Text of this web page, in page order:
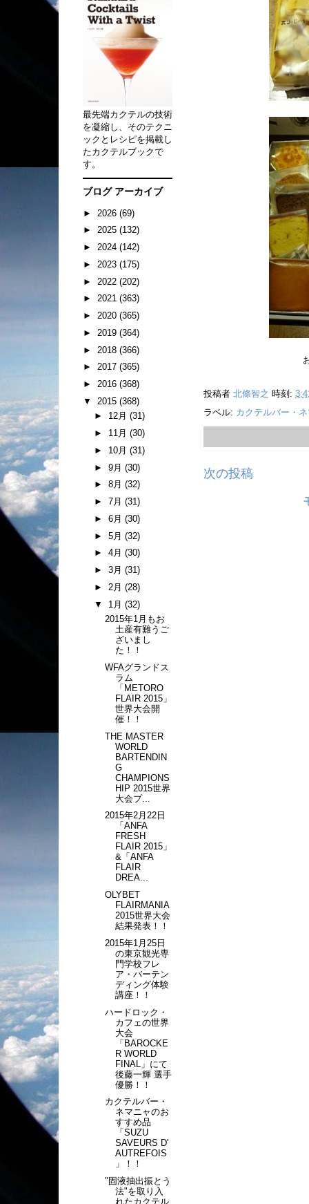
投稿者 北條智之 時刻:
ラベル: カクテルバー・
次の投稿
最先端カクテルの技術
を凝縮し、そのテクニ
ックとレシピを掲載し
たカクテルブックで
す。
ブログ アーカイブ
► 2026 (69)
► 2025 (132)
► 2024 (142)
► 2023 (175)
► 2022 (202)
► 2021 (363)
► 2020 (365)
► 2019 (364)
► 2018 (366)
► 2017 (365)
► 2016 (368)
▼ 2015 (368)
► 12月 (31)
► 11月 (30)
► 10月 (31)
► 9月 (30)
► 8月 (32)
► 7月 (31)
► 6月 (30)
► 5月 (32)
► 4月 (30)
► 3月 (31)
► 2月 (28)
▼ 1月 (32)
2015年1月もお
土産有難うご
ざいまし
た！！
WFAグランドス
ラム
「METORO
FLAIR 2015」
世界大会開
催！！
THE MASTER
WORLD
BARTENDIN
G
CHAMPIONS
HIP 2015世界
大会プ...
2015年2月22日
「ANFA
FRESH
FLAIR 2015」
&「ANFA
FLAIR
DREA...
OLYBET
FLAIRMANIA
2015世界大会
結果発表！！
2015年1月25日
の東京観光専
門学校フレ
ア・バーテン
ディング体験
講座！！
ハードロック・
カフェの世界
大会
「BAROCKE
R WORLD
FINAL」にて
後藤一輝 選手
優勝！！
カクテルバー・
ネマニャのお
すすめ品
「SUZU
SAVEURS D'
AUTREFOIS
」！！
"固液抽出振とう
法"を取り入
れたカクテル